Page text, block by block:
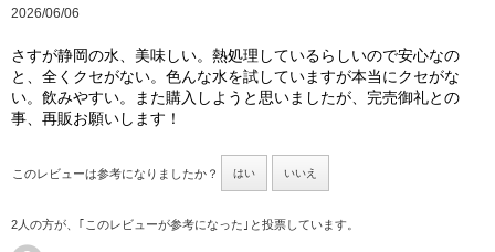
2026/06/06
さすが静岡の水、美味しい。熱処理しているらしいので安心なの
と、全くクセがない。色んな水を試していますが本当にクセがな
い。飲みやすい。また購入しようと思いましたが、完売御礼との
事、再販お願いします！
このレビューは参考になりましたか？ はい いいえ
2人の方が、｢このレビューが参考になった｣と投票しています。